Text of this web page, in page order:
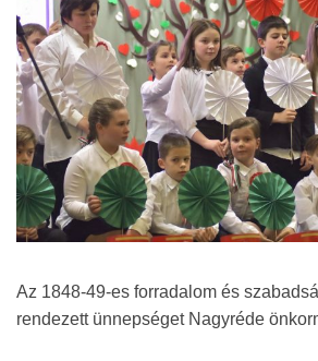
Az 1848-49-es forradalom és
rendezett ünnepséget Nagyréde